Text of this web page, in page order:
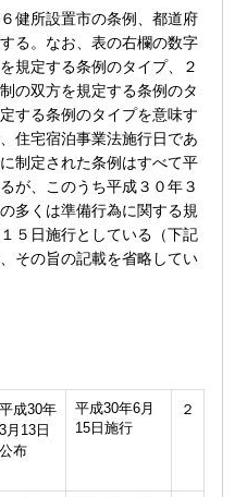
健所設置市の条例、都道府
る。なお、表の右欄の数字
規定する条例のタイプ、２
の双方を規定する条例のタ
する条例のタイプを意味す
住宅宿泊事業法施行日であ
制定された条例はすべて平
が、このうち平成３０年３
多くは準備行為に関する規
５日施行としている（下記
その旨の記載を省略してい
平成30年
3月13日
公布
平成30年6月
15日施行
２